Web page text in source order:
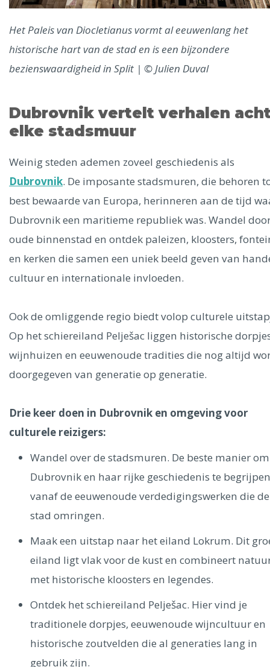
Het Paleis van Diocletianus vormt al eeuwenlang het
historische hart van de stad en is een bijzondere
bezienswaardigheid in Split | © Julien Duval
Dubrovnik vertelt verhalen
elke stadsmuur
Weinig steden ademen zoveel geschiedenis als
Dubrovnik. De imposante stadsmuren, die behoren
best bewaarde van Europa, herinneren aan de tijd
Dubrovnik een maritieme republiek was. Wandel
oude binnenstad en ontdek paleizen, kloosters,
en kerken die samen een uniek beeld geven van
cultuur en internationale invloeden.
Ook de omliggende regio biedt volop culturele
Op het schiereiland Pelješac liggen historische
wijnhuizen en eeuwenoude tradities die nog altijd
doorgegeven van generatie op generatie.
Drie keer doen in Dubrovnik en omgeving voor
culturele reizigers:
Wandel over de stadsmuren. De beste manier om
Dubrovnik en haar rijke geschiedenis te
vanaf de eeuwenoude verdedigingswerken die de
stad omringen.
Maak een uitstap naar het eiland Lokrum. Dit
eiland ligt vlak voor de kust en combineert
met historische kloosters en legendes.
Ontdek het schiereiland Pelješac. Hier vind je
traditionele dorpjes, eeuwenoude wijncultuur en
historische zoutvelden die al generaties lang in
gebruik zijn.